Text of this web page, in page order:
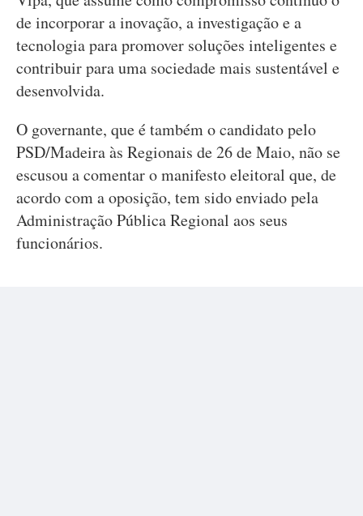
de incorporar a inovação, a investigação e a
tecnologia para promover soluções inteligentes e
contribuir para uma sociedade mais sustentável e
desenvolvida.
O governante, que é também o candidato pelo
PSD/Madeira às Regionais de 26 de Maio, não se
escusou a comentar o manifesto eleitoral que, de
acordo com a oposição, tem sido enviado pela
Administração Pública Regional aos seus
funcionários.